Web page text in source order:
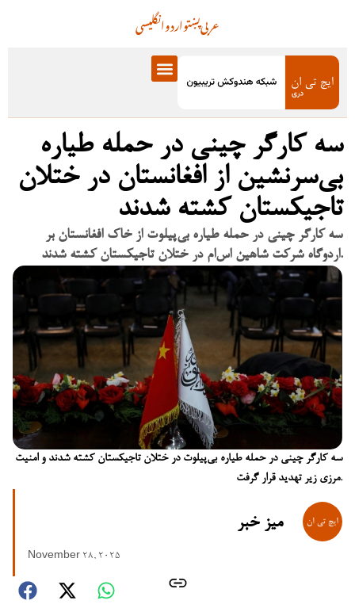
انگلیسیاردوپښتوعربی
سه کارگر چینی در حمله طیاره
بی‌سرنشین از افغانستان در ختلان
تاجیکستان کشته شدند
سه کارگر چینی در حمله طیاره بی‌پیلوت از خاک افغانستان بر
اردوگاه شرکت شاهین اس‌ام در ختلان تاجیکستان کشته شدند.
سه کارگر چینی در حمله طیاره بی‌پیلوت در ختلان تاجیکستان کشته شدند و امنیت
مرزی زیر تهدید قرار گرفت.
میز خبر
November 28, 2025